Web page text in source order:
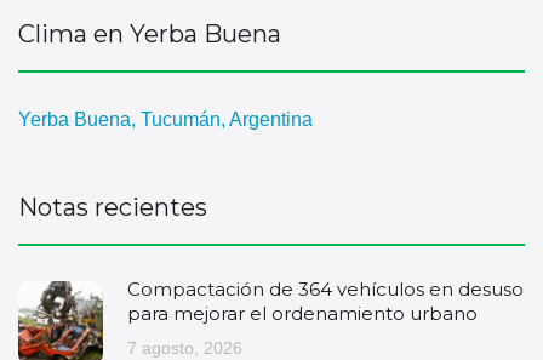
Clima en Yerba Buena
Yerba Buena, Tucumán, Argentina
Notas recientes
Compactación de 364 vehículos en desuso
para mejorar el ordenamiento urbano
7 agosto, 2026